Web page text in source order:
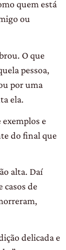
quem está
ou
O que
pessoa,
por uma
ela.
e
do final que
alta. Daí
casos de
delicada e